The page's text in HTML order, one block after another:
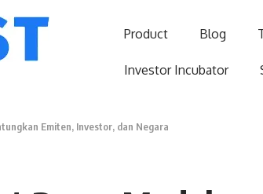
Product Blog
Investor Incubator
Emiten, Investor, dan Negara